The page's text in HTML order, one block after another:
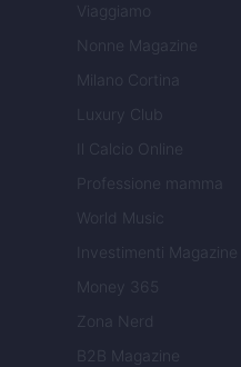
Viaggiamo
Nonne Magazine
Milano Cortina
Luxury Club
Il Calcio Online
Professione mamma
World Music
Investimenti Magazine
Money 365
Zona Nerd
B2B Magazine